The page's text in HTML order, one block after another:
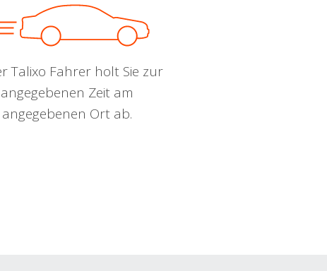
Talixo Fahrer holt Sie zur
angegebenen Zeit am
angegebenen Ort ab.